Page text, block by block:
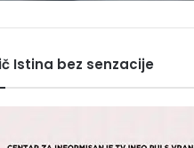
Istina bez senzacije